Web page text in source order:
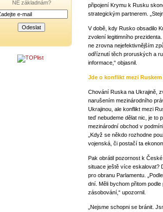
připojení Krymu k Rusku
strategickým partnerem.
V době, kdy Rusko obsadilo
zvolení legitimního
ne zrovna nejefektivnějším
odříznutí těch proruských a
informace,“ objasnil.
Jde o konflikt mezi
Chování Ruska na Ukrajině,
narušením mezinárodního
Ukrajinou, ale konflikt mezi
teď nebudeme dělat nic, je to
mezinárodní obchod v
„Když se někdo rozhodne
vojenská, či postačí ta
Pak obrátil pozornost k
situace ještě více eskalovat?
pro obranu Parlamentu.
dní. Měli bychom přitom
zásobování,“ upozornil.
„Nejsme schopni se bránit.
NE základnám?